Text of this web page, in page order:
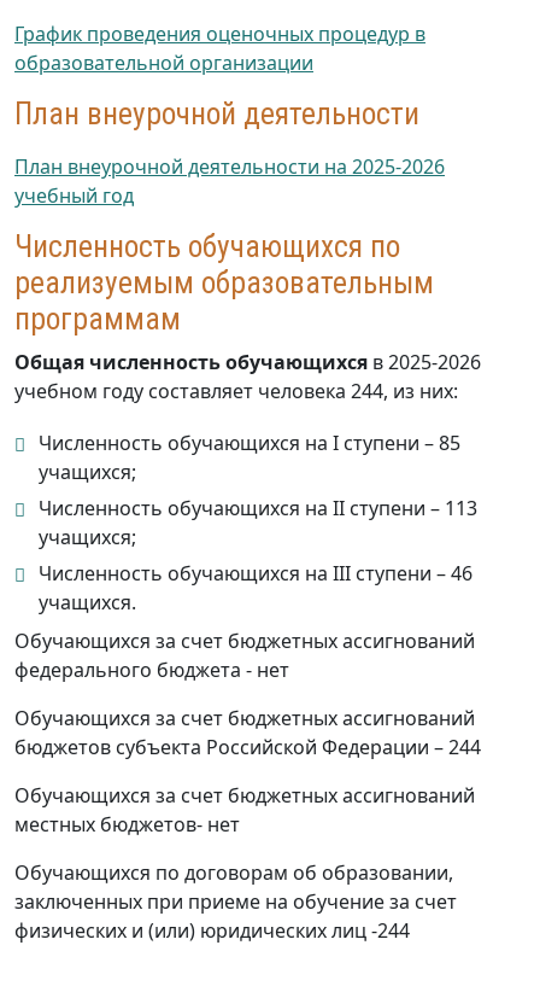
График проведения оценочных процедур в
образовательной организации
План внеурочной деятельности
План внеурочной деятельности на 2025-2026
учебный год
Численность обучающихся по
реализуемым образовательным
программам
Общая численность обучающихся в 2025-2026
учебном году составляет человека 244, из них:
Численность обучающихся на I ступени – 85
учащихся;
Численность обучающихся на II ступени – 113
учащихся;
Численность обучающихся на III ступени – 46
учащихся.
Обучающихся за счет бюджетных ассигнований
федерального бюджета - нет
Обучающихся за счет бюджетных ассигнований
бюджетов субъекта Российской Федерации – 244
Обучающихся за счет бюджетных ассигнований
местных бюджетов- нет
Обучающихся по договорам об образовании,
заключенных при приеме на обучение за счет
физических и (или) юридических лиц -244